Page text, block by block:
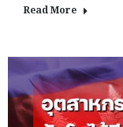
Read More